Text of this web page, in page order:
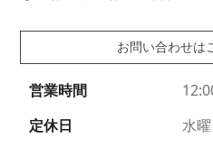
お問い合わせは
営業時間
定休日
水